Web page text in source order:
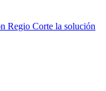
Regio Corte la solución